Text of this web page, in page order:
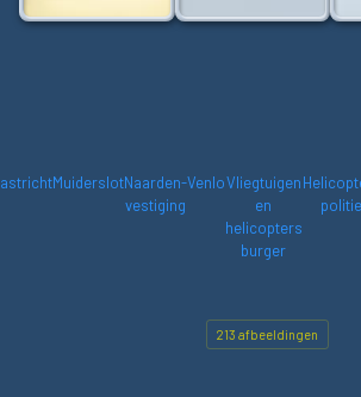
MuiderslotNaarden-
vestiging
VenloVliegtuigen
en
helicopters
burger
politie
213 afbeeldingen